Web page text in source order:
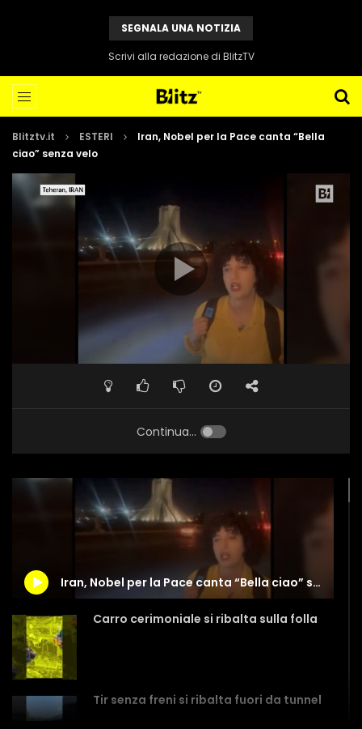
SEGNALA UNA NOTIZIA
Scrivi alla redazione di BlitzTV
Blitztv.it ESTERI
Iran, Nobel per la Pace canta “Bella
ciao” senza velo
Continua...
Iran, Nobel per la Pace canta “Bella ciao” senza velo
Carro cerimoniale si ribalta sulla folla
Tir senza freni si ribalta fuori da tunnel